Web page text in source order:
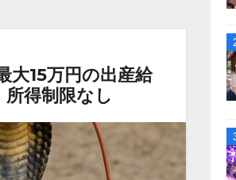
大15万円の出産給
得制限なし